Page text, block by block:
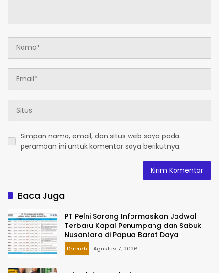
Simpan nama, email, dan situs web saya pada
peramban ini untuk komentar saya berikutnya.
Baca Juga
PT Pelni Sorong Informasikan Jadwal
Terbaru Kapal Penumpang dan Sabuk
Nusantara di Papua Barat Daya
Daerah Agustus 7, 2026